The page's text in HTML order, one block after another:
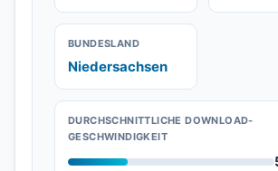
BUNDESLAND
Niedersachsen
DURCHSCHNITTLICHE DOWNLOAD-
GESCHWINDIGKEIT